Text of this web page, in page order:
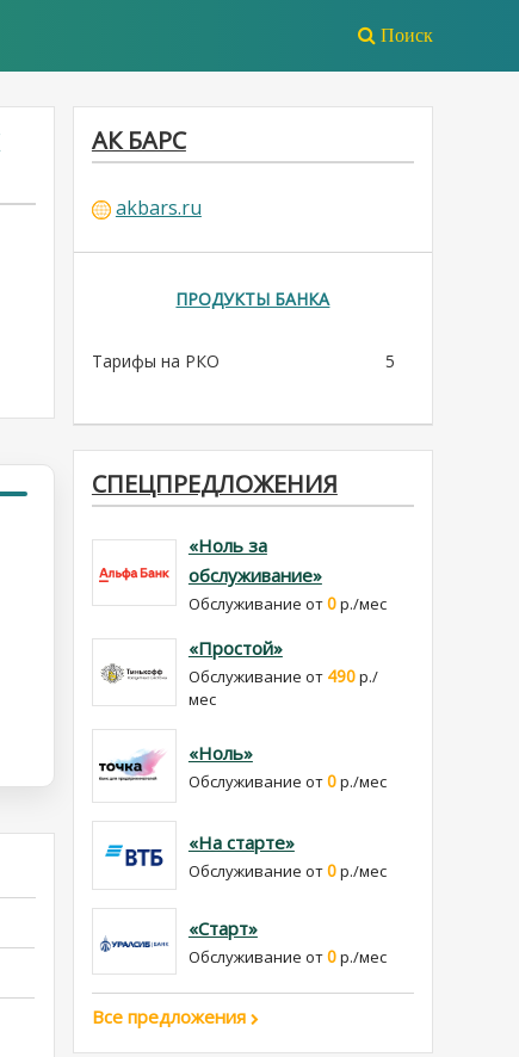
Поиск
АК БАРС
akbars.ru
ПРОДУКТЫ БАНКА
Тарифы на РКО 5
СПЕЦПРЕДЛОЖЕНИЯ
«Ноль за
обслуживание»
Обслуживание от0р./мес
«Простой»
Обслуживание от 490р./
мес
«Ноль»
Обслуживание от0р./мес
«На старте»
Обслуживание от0р./мес
«Старт»
Обслуживание от0р./мес
Все предложения